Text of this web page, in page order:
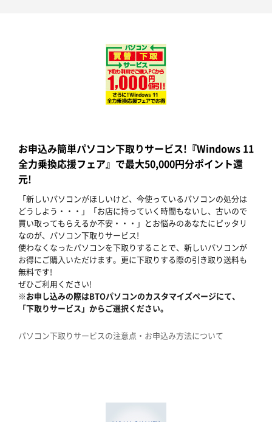
お申込み簡単パソコン下取りサービス!『Windows 11
全力乗換応援フェア』で最大50,000円分ポイント還
元!
「新しいパソコンがほしいけど、今使っているパソコンの処分は
どうしよう・・・」「お店に持っていく時間もないし、古いので
買い取ってもらえるか不安・・・」とお悩みのあなたにピッタリ
なのが、パソコン下取りサービス!
使わなくなったパソコンを下取りすることで、新しいパソコンが
お得にご購入いただけます。更に下取りする際の引き取り送料も
無料です!
ぜひご利用ください!
※お申し込みの際はBTOパソコンのカスタマイズページにて、
「下取りサービス」からご選択ください。
パソコン下取りサービスの注意点・お申込み方法について